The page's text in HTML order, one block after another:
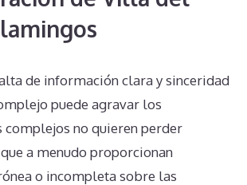
de información clara y sinceridad
puede agravar los
complejos no quieren perder
a menudo proporcionan
o incompleta sobre las